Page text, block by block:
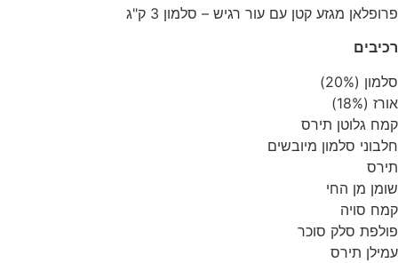
פרופלאן מגזע קטן עם עור רגיש – סלמון 3 ק"ג
רכיבים
סלמון (20%)
אורז (18%)
קמח גלוטן תירס
חלבוני סלמון מיובשים
תירס
שומן מן החי
קמח סויה
פולפת סלק סוכר
עמילן תירס